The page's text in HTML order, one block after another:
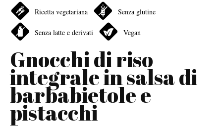
Ricetta vegetariana Senza glutine
Senza latte e derivati Vegan
Gnocchi di riso
integrale in salsa di
barbabietole e
pistacchi